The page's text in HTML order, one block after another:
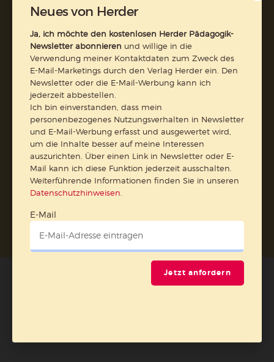
Abo online kündigen
Neues von Herder
Ja, ich möchte den kostenlosen Herder Pädagogik-
Newsletter abonnieren und willige in die
Verwendung meiner Kontaktdaten zum Zweck des
E-Mail-Marketings durch den Verlag Herder ein. Den
Newsletter oder die E-Mail-Werbung kann ich
jederzeit abbestellen.
Ich bin einverstanden, dass mein
personenbezogenes Nutzungsverhalten in Newsletter
und E-Mail-Werbung erfasst und ausgewertet wird,
um die Inhalte besser auf meine Interessen
auszurichten. Über einen Link in Newsletter oder E-
Mail kann ich diese Funktion jederzeit ausschalten.
Weiterführende Informationen finden Sie in unseren
Datenschutzhinweisen
E-Mail
Jetzt anfordern